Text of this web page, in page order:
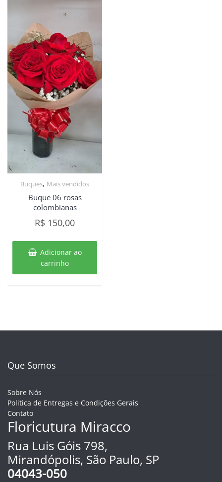
Buques, Mais vendidos
Buque 06 rosas
colombianas
R$ 150,00
Adicionar ao
carrinho
Que Somos
Sobre Nós
Politica de Entregas e Condições Gerais
Contato
Floricutura Miracco
Rua Luis Góis 798,
Mirandópolis, São Paulo, SP
04043-050